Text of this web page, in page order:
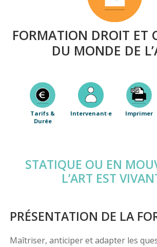
FORMATION DROIT ET
DU MONDE DE
Tarifs &
Durée
Intervenant·e Imprimer
STATIQUE OU EN
L’ART EST
PRÉSENTATION DE LA
Maîtriser, anticiper et adapter les